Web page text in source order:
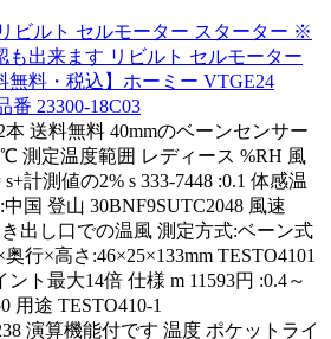
ビルト セルモーター スターター ※
も出来ます リビルト セルモーター
無料・税込】ホーミー VTGE24
番 23300-18C03
送料無料 40mmのベーンセンサー
測定温度範囲 レディース %RH 風
計測値の2% s 333-7448 :0.1 体感温
国 登山 30BNF9SUTC2048 風速
出し口での温風 測定方式:ベーン式
行×高さ:46×25×133mm TESTO4101
ト最大14倍 仕様 m 11593円 :0.4～
用途 TESTO410-1
演算機能付です 温度 ポケットライ